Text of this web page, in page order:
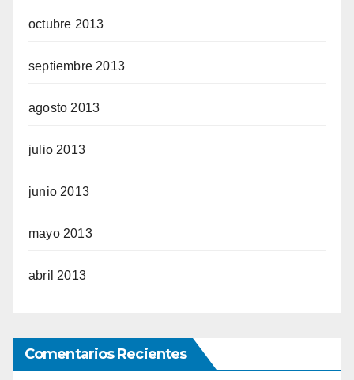
octubre 2013
septiembre 2013
agosto 2013
julio 2013
junio 2013
mayo 2013
abril 2013
Comentarios Recientes